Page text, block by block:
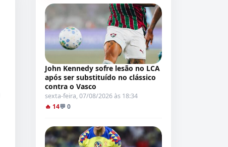
John Kennedy sofre lesão no LCA
após ser substituído no clássico
contra o Vasco
sexta-feira, 07/08/2026 às 18:34
🔥 14💬 0